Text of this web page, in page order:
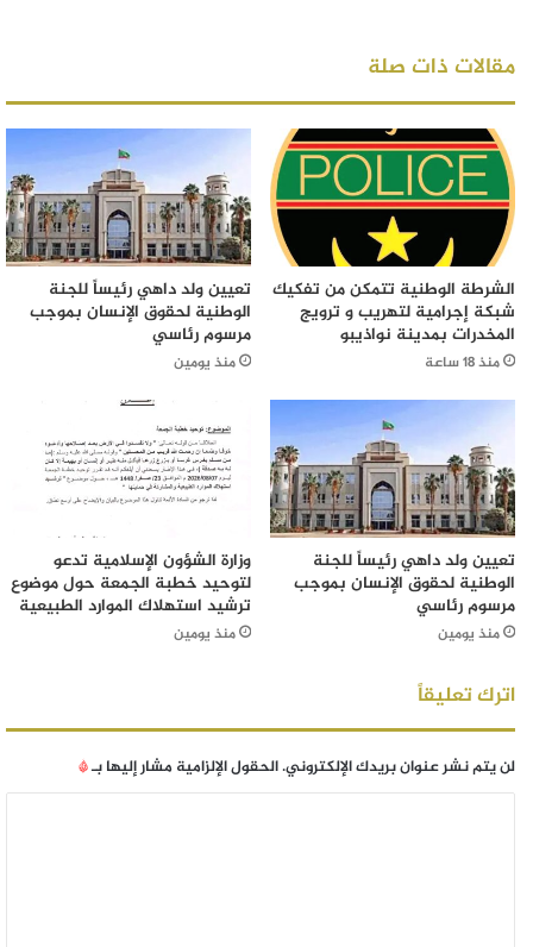
مقالات ذات صلة
الشرطة الوطنية تتمكن من تفكيك
شبكة إجرامية لتهريب و ترويج
المخدرات بمدينة نواذيبو
منذ 18 ساعة
تعيين ولد داهي رئيساً للجنة
الوطنية لحقوق الإنسان بموجب
مرسوم رئاسي
منذ يومين
تعيين ولد داهي رئيساً للجنة
الوطنية لحقوق الإنسان بموجب
مرسوم رئاسي
منذ يومين
وزارة الشؤون الإسلامية تدعو
لتوحيد خطبة الجمعة حول موضوع
ترشيد استهلاك الموارد الطبيعية
منذ يومين
اترك تعليقاً
لن يتم نشر عنوان بريدك الإلكتروني.الحقول الإلزامية مشار إليها بـ*